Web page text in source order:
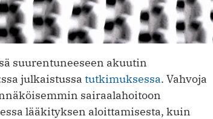
suurentuneeseen akuutin
julkaistussa tutkimuksessa. Vahvoja
sairaalahoitoon
lääkityksen aloittamisesta, kuin